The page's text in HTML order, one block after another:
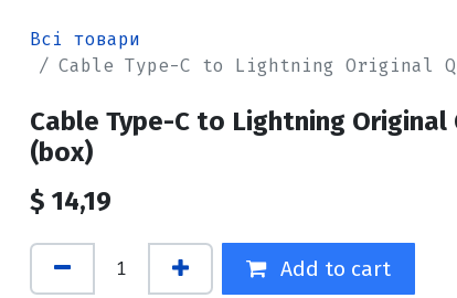
Всі товари
Cable Type-C to Lightning Original
Cable Type-C to Lightning Original
(box)
$ 14,19
Add to cart